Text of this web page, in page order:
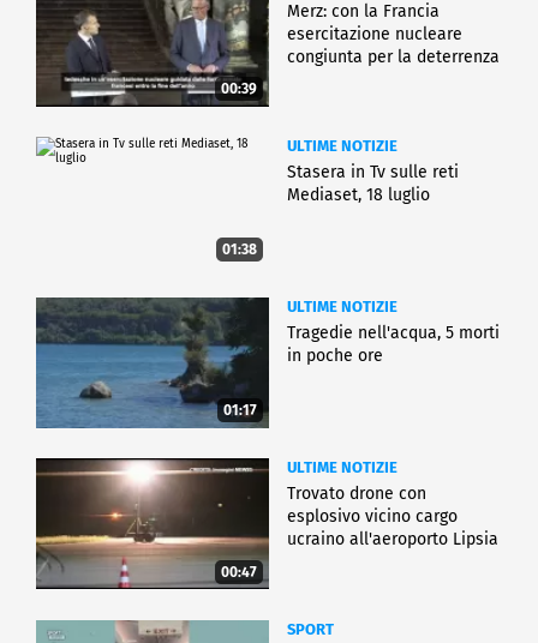
00:39
Merz: con la Francia
esercitazione nucleare
congiunta per la deterrenza
01:38
ULTIME NOTIZIE
Stasera in Tv sulle reti
Mediaset, 18 luglio
01:17
ULTIME NOTIZIE
Tragedie nell'acqua, 5 morti
in poche ore
00:47
ULTIME NOTIZIE
Trovato drone con
esplosivo vicino cargo
ucraino all'aeroporto Lipsia
SPORT